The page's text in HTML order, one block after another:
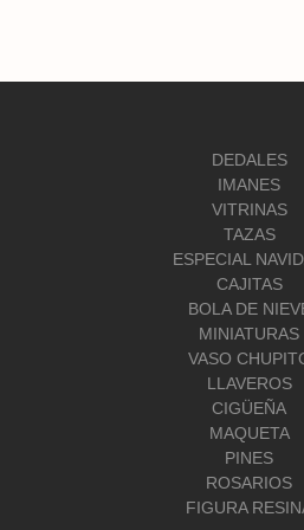
DEDALES
IMANES
VITRINAS
TAZAS
ESPECIAL
CAJITAS
BOLA DE
MINIATURAS
VASO
LLAVEROS
CIGÜEÑA
MAQUETA
PINES
ROSARIOS
FIGURA